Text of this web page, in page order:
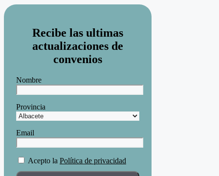
Recibe las ultimas
actualizaciones de
convenios
Nombre
Provincia
Email
Acepto la Política de privacidad